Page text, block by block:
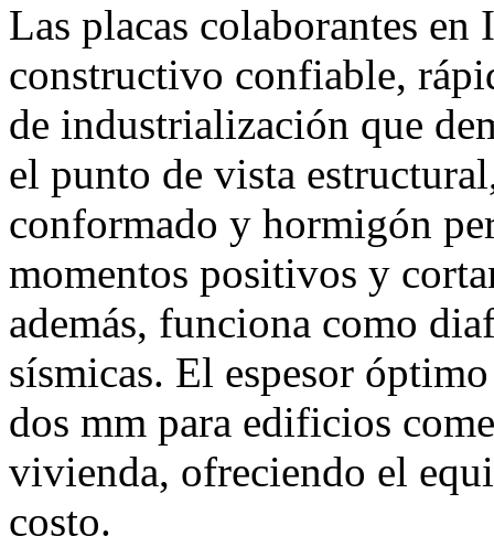
Las placas colaborantes en
constructivo confiable,
de industrialización que
el punto de vista
conformado y hormigón
momentos positivos y
además, funciona como
sísmicas. El espesor
dos mm para edificios
vivienda, ofreciendo el
costo.